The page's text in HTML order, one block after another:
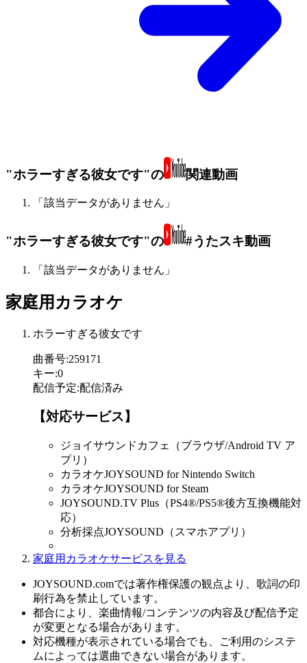
"ホラーすぎる彼女です"の 関連動画
「該当データがありません」
"ホラーすぎる彼女です"の #うたスキ動画
「該当データがありません」
家庭用カラオケ
ホラーすぎる彼女です
曲番号:259171
キー:0
配信予定:配信済み
【対応サービス】
ジョイサウンドカフェ（ブラウザ/Android TV ア
プリ）
カラオケJOYSOUND for Nintendo Switch
カラオケJOYSOUND for Steam
JOYSOUND.TV Plus（PS4®/PS5®後方互換機能対
応）
分析採点JOYSOUND（スマホアプリ）
家庭用カラオケサービスを見る
JOYSOUND.comでは著作権保護の観点より、歌詞の印
刷行為を禁止しています。
都合により、楽曲情報/コンテンツの内容及び配信予定
が変更となる場合があります。
対応機種が表示されている場合でも、ご利用のシステ
ムによっては選曲できない場合があります。